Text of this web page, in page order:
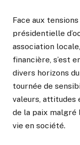
Face aux
présidentielle
association
financière, s’est
divers horizons
tournée de
valeurs, attitudes
de la paix malgré
vie en société.